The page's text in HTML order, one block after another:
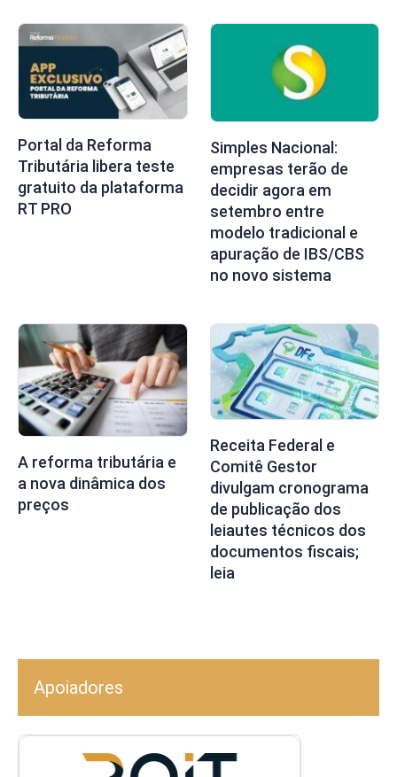
Portal da Reforma
Tributária libera teste
gratuito da plataforma
RT PRO
Simples Nacional:
empresas terão de
decidir agora em
setembro entre
modelo tradicional e
apuração de IBS/CBS
no novo sistema
A reforma tributária e
a nova dinâmica dos
preços
Receita Federal e
Comitê Gestor
divulgam cronograma
de publicação dos
leiautes técnicos dos
documentos fiscais;
leia
Apoiadores